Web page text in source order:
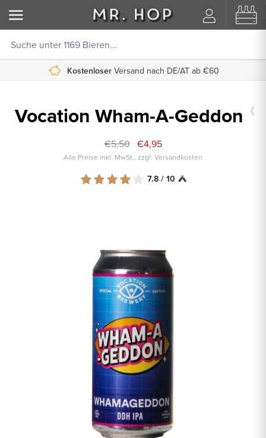
Kostenloser Versand nach DE/AT ab €60
Vocation Wham-A-Geddon
€5,50 €4,95
Alle Preise inkl. MwSt., zzgl. Versandkosten
7.8 / 10